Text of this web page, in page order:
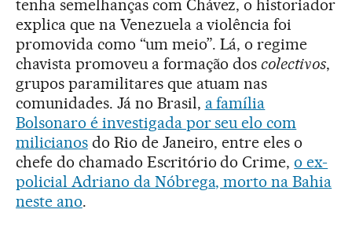
tenha semelhanças com Chávez, o historiador
explica que na Venezuela a violência foi
promovida como “um meio”. Lá, o regime
chavista promoveu a formação doscolectivos,
grupos paramilitares que atuam nas
comunidades. Já no Brasil, a família
Bolsonaro é investigada por seu elo com
milicianosdo Rio de Janeiro, entre eles o
chefe do chamado Escritório do Crime,o ex-
policial Adriano da Nóbrega, morto na Bahia
neste ano.